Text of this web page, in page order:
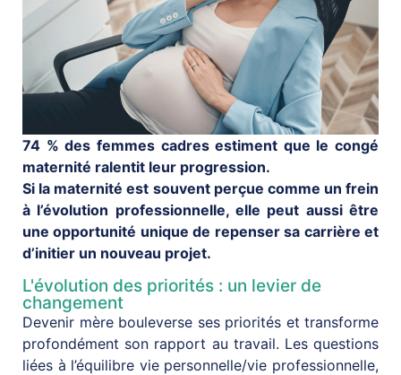
74 % des femmes cadres estiment que le congé
maternité ralentit leur progression.
Si la maternité est souvent perçue comme un frein
à l’évolution professionnelle, elle peut aussi être
une opportunité unique de repenser sa carrière et
d’initier un nouveau projet.
L'évolution des priorités : un levier de
changement
Devenir mère bouleverse ses priorités et transforme
profondément son rapport au travail. Les questions
liées à l’équilibre vie personnelle/vie professionnelle,